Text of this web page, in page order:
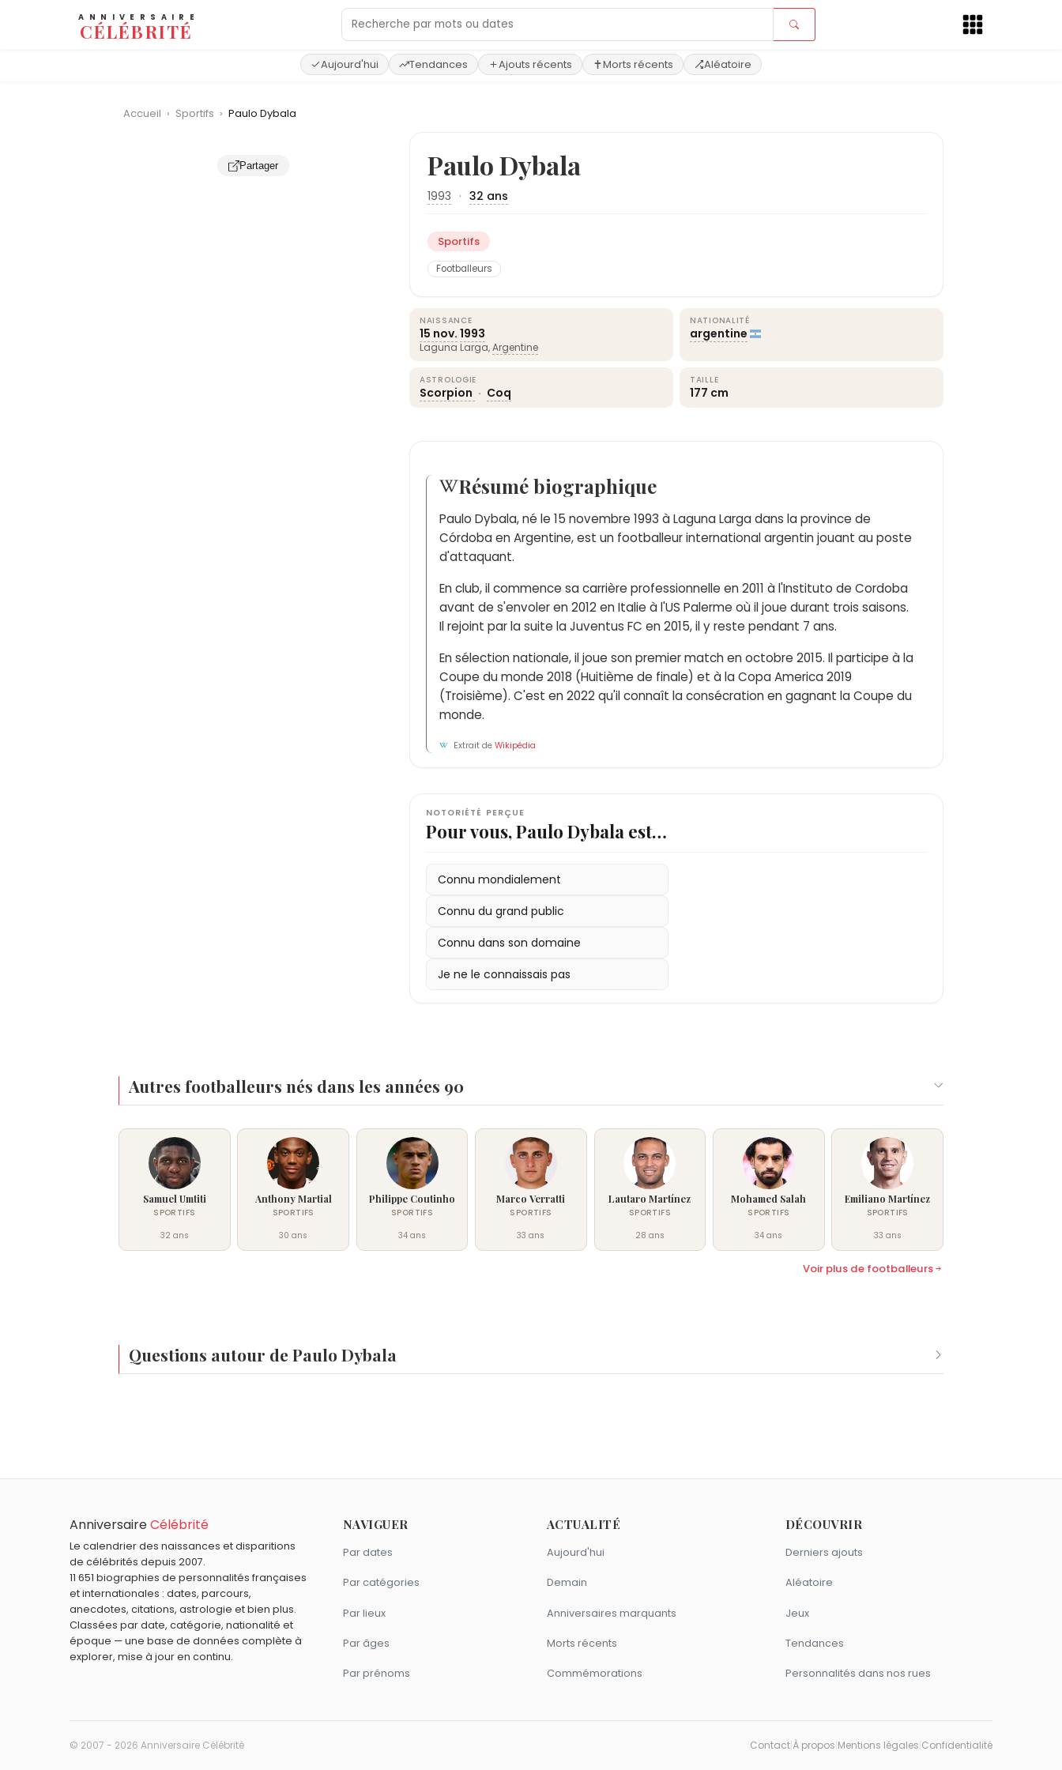
ANNIVERSAIRE
CÉLÉBRITÉ
Aujourd'hui Tendances Ajouts récents Morts récents Aléatoire
Accueil › Sportifs › Paulo Dybala
Partager Paulo Dybala
1993 · 32 ans
Sportifs
Footballeurs
NAISSANCE
15 nov. 1993
Laguna Larga,Argentine
NATIONALITÉ
argentine
ASTROLOGIE
Scorpion · Coq
TAILLE
177 cm
Résumé biographique
Paulo Dybala, né le 15 novembre 1993 à Laguna Larga dans la province de
Córdoba en Argentine, est un footballeur international argentin jouant au poste
d'attaquant.
En club, il commence sa carrière professionnelle en 2011 à l'Instituto de Cordoba
avant de s'envoler en 2012 en Italie à l'US Palerme où il joue durant trois saisons.
Il rejoint par la suite la Juventus FC en 2015, il y reste pendant 7 ans.
En sélection nationale, il joue son premier match en octobre 2015. Il participe à la
Coupe du monde 2018 (Huitième de finale) et à la Copa America 2019
(Troisième). C'est en 2022 qu'il connaît la consécration en gagnant la Coupe du
monde.
Extrait deWikipédia
NOTORIÉTÉ PERÇUE
Pour vous, Paulo Dybala est…
Connu mondialement
Connu du grand public
Connu dans son domaine
Je ne le connaissais pas
Autres footballeurs nés dans les années 90
Samuel Umtiti
SPORTIFS
32 ans
Anthony Martial
SPORTIFS
30 ans
Philippe Coutinho
SPORTIFS
34 ans
Marco Verratti
SPORTIFS
33 ans
Lautaro Martínez
SPORTIFS
28 ans
Mohamed Salah
SPORTIFS
34 ans
Emiliano Martínez
SPORTIFS
33 ans
Voir plus de footballeurs
Questions autour de Paulo Dybala
Camille Muffat, Florent Manaudou Emiliano Salasont du signe Scorpion.
AnniversaireCélébrité
Le calendrier des naissances et disparitions
de célébrités depuis 2007.
11 651 biographies de personnalités françaises
et internationales : dates, parcours,
anecdotes, citations, astrologie et bien plus.
Classées par date, catégorie, nationalité et
époque — une base de données complète à
explorer, mise à jour en continu.
NAVIGUER
Par dates
Par catégories
Par lieux
Par âges
Par prénoms
ACTUALITÉ
Aujourd'hui
Demain
Anniversaires marquants
Morts récents
Commémorations
DÉCOUVRIR
Derniers ajouts
Aléatoire
Jeux
Tendances
Personnalités dans nos rues
© 2007 - 2026 Anniversaire Célébrité Contact À propos Mentions légales Confidentialité